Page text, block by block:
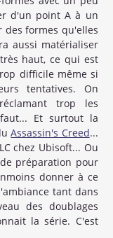
d'un point A à un
des formes qu'elles
aussi matérialiser
haut, ce qui est
difficile même si
tentatives. On
trop les
Et surtout la
Assassin's Creed...
chez Ubisoft... Ou
préparation pour
donner à ce
tant dans
des doublages
la série. C'est